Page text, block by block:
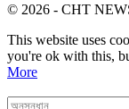
© 2026 - CHT
This website uses
you're ok with this,
More